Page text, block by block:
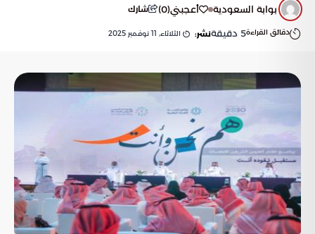
بوابة السعودية أعجبني(
0
) شارك
دقائق القراءة5 دقيقةنشر: الثلاثاء, 11 نوفمبر 2025